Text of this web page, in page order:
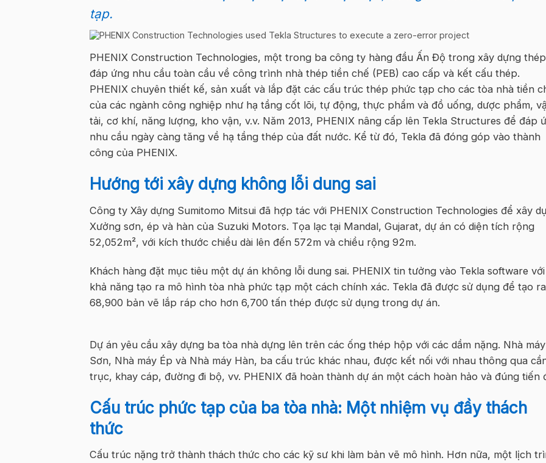
tạp.
PHENIX Construction Technologies, một trong ba công ty hàng đầu Ấn Độ trong xây dựng
đáp ứng nhu cầu toàn cầu về công trình nhà thép tiền chế (PEB) cao cấp và kết cấu thép.
PHENIX chuyên thiết kế, sản xuất và lắp đặt các cấu trúc thép phức tạp cho các tòa nhà tiền
của các ngành công nghiệp như hạ tầng cốt lõi, tự động, thực phẩm và đồ uống, dược phẩm,
tải, cơ khí, năng lượng, kho vận, v.v. Năm 2013, PHENIX nâng cấp lên Tekla Structures để đáp
nhu cầu ngày càng tăng về hạ tầng thép của đất nước. Kể từ đó, Tekla đã đóng góp vào thành
công của PHENIX.
Hướng tới xây dựng không lỗi dung sai
Công ty Xây dựng Sumitomo Mitsui đã hợp tác với PHENIX Construction Technologies để xây
Xưởng sơn, ép và hàn của Suzuki Motors. Tọa lạc tại Mandal, Gujarat, dự án có diện tích rộng
52,052m², với kích thước chiều dài lên đến 572m và chiều rộng 92m.
Khách hàng đặt mục tiêu một dự án không lỗi dung sai. PHENIX tin tưởng vào Tekla software với
khả năng tạo ra mô hình tòa nhà phức tạp một cách chính xác. Tekla đã được sử dụng để tạo ra
68,900 bản vẽ lắp ráp cho hơn 6,700 tấn thép được sử dụng trong dự án.
Dự án yêu cầu xây dựng ba tòa nhà dựng lên trên các ống thép hộp với các dầm nặng. Nhà máy
Sơn, Nhà máy Ép và Nhà máy Hàn, ba cấu trúc khác nhau, được kết nối với nhau thông qua
trục, khay cáp, đường đi bộ, vv. PHENIX đã hoàn thành dự án một cách hoàn hảo và đúng tiến
Cấu trúc phức tạp của ba tòa nhà: Một nhiệm vụ đầy thách
thức
Cấu trúc nặng trở thành thách thức cho các kỹ sư khi làm bản vẽ mô hình. Hơn nữa, một lịch